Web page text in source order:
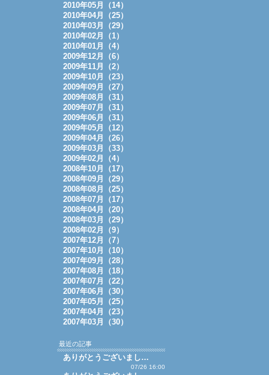
2010年05月（14）
2010年04月（25）
2010年03月（29）
2010年02月（1）
2010年01月（4）
2009年12月（6）
2009年11月（2）
2009年10月（23）
2009年09月（27）
2009年08月（31）
2009年07月（31）
2009年06月（31）
2009年05月（12）
2009年04月（26）
2009年03月（33）
2009年02月（4）
2008年10月（17）
2008年09月（29）
2008年08月（25）
2008年07月（17）
2008年04月（20）
2008年03月（29）
2008年02月（9）
2007年12月（7）
2007年10月（10）
2007年09月（28）
2007年08月（18）
2007年07月（22）
2007年06月（30）
2007年05月（25）
2007年04月（23）
2007年03月（30）
最近の記事
ありがとうございまし…
07/26 16:00